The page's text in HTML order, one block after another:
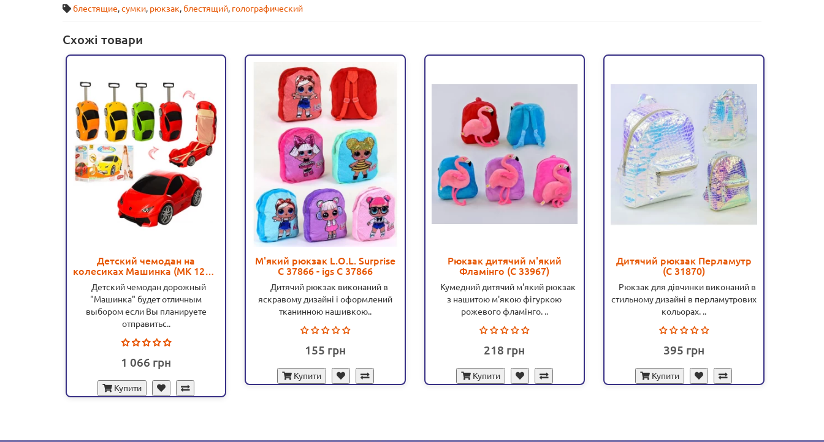
блестящие,сумки, рюкзак,блестящий, голографический
Схожі товари
Детский чемодан на
колесиках Машинка (MK 1214)
- mpl MK 1214
Детский чемодан дорожный
"Машинка" будет отличным
выбором если Вы планируете
отправитьс..
1 066
Купити
М'який рюкзак L.O.L. Surprise
С 37866 - igs С 37866
Дитячий рюкзак виконаний в
яскравому дизайні і оформлений
тканинною нашивкою..
155
Купити
Рюкзак дитячий м'який
Фламінго (С 33967)
Кумедний дитячий м'який рюкзак
з нашитою м'якою фігуркою
рожевого фламінго. ..
218
Купити
Дитячий рюкзак Перламутр
(С 31870)
Рюкзак для дівчинки виконаний в
стильному дизайні в перламутрових
кольорах. ..
395
Купити